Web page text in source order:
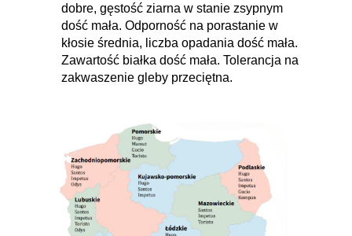
dobre, gęstość ziarna w stanie zsypnym
dość mała. Odporność na porastanie w
kłosie średnia, liczba opadania dość mała.
Zawartość białka dość mała. Tolerancja na
zakwaszenie gleby przeciętna.